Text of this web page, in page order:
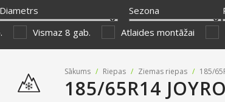
Diametrs Sezona
Vismaz 8 gab. Atlaides montāžai
Sākums / Riepas / Ziemas riepas / 185/
185/65R14